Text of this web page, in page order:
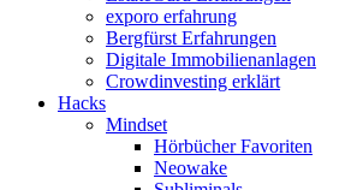
exporo erfahrung
Bergfürst Erfahrungen
Digitale Immobilienanlagen
Crowdinvesting erklärt
Hacks
Mindset
Hörbücher Favoriten
Neowake